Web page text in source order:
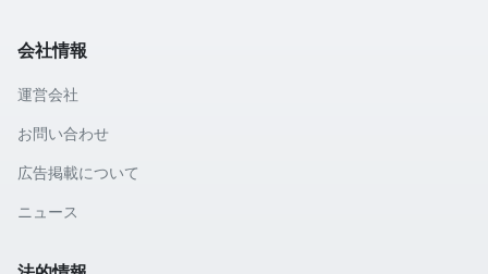
会社情報
運営会社
お問い合わせ
広告掲載について
ニュース